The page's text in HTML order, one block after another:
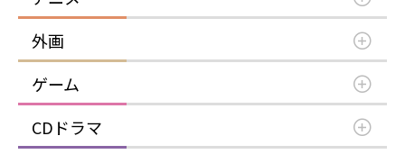
外画
ゲーム
CDドラマ